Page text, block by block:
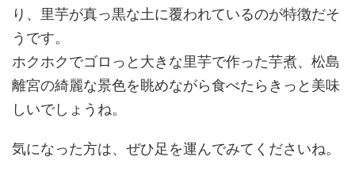
り、里芋が真っ黒な土に覆われているのが特徴だそ
うです。
ホクホクでゴロっと大きな里芋で作った芋煮、松島
離宮の綺麗な景色を眺めながら食べたらきっと美味
しいでしょうね。
気になった方は、ぜひ足を運んでみてくださいね。